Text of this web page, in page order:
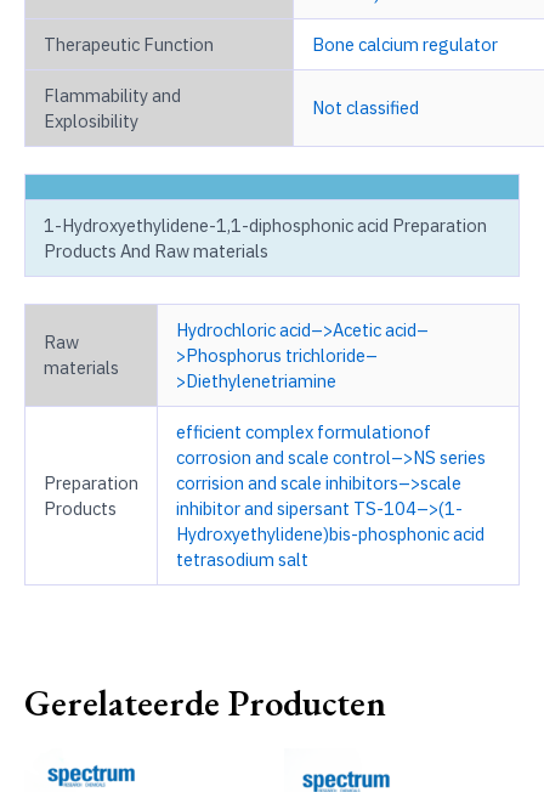
Therapeutic Function Bone calcium regulator
Flammability and
Explosibility
Not classified
1-Hydroxyethylidene-1,1-diphosphonic acid Preparation
Products And Raw materials
Raw
materials
Hydrochloric acid–>Acetic acid–
>Phosphorus trichloride–
>Diethylenetriamine
Preparation
Products
efficient complex formulationof
corrosion and scale control–>NS series
corrision and scale inhibitors–>scale
inhibitor and sipersant TS-104–>(1-
Hydroxyethylidene)bis-phosphonic acid
tetrasodium salt
Gerelateerde Producten